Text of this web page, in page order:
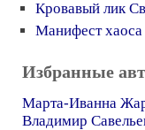
Кровавый лик
Манифест хаоса
Избранные
Марта-Иванна
Владимир